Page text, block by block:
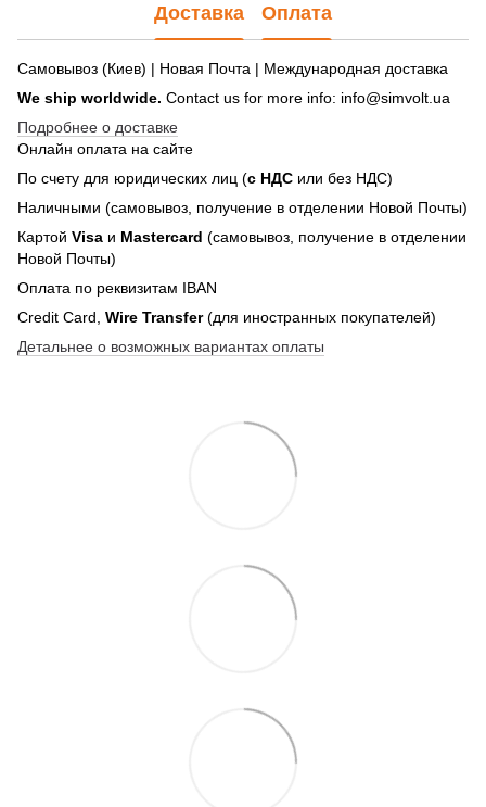
Доставка Оплата
Самовывоз (Киев) | Новая Почта | Международная доставка
We ship worldwide. Contact us for more info: info@simvolt.ua
Подробнее о доставке
Онлайн оплата на сайте
По счету для юридических лиц (с НДС или без НДС)
Наличными (самовывоз, получение в отделении Новой Почты)
Картой Visa и Mastercard (самовывоз, получение в отделении
Новой Почты)
Оплата по реквизитам IBAN
Credit Card, Wire Transfer(для иностранных покупателей)
Детальнее о возможных вариантах оплаты